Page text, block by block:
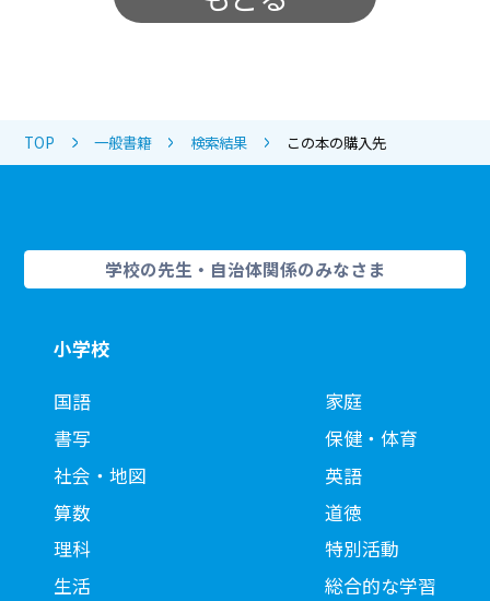
TOP 一般書籍 検索結果 この本の購入先
学校の先生・自治体関係のみなさま
小学校
国語
書写
社会・地図
算数
理科
生活
家庭
保健・体育
英語
道徳
特別活動
総合的な学習